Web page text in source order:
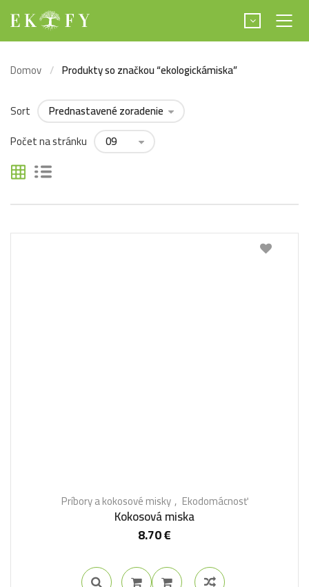
Domov Produkty so značkou “ekologickámiska”
Sort
Počet na stránku
Príbory a kokosové misky Ekodomácnosť
Kokosová miska
8.70€